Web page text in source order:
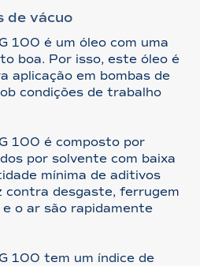
de vácuo
100 é um óleo com uma
boa. Por isso, este óleo é
aplicação em bombas de
condições de trabalho
100 é composto por
por solvente com baixa
mínima de aditivos
contra desgaste, ferrugem
o ar são rapidamente
100 tem um índice de